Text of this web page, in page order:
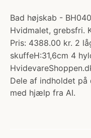
Bad højskab -
Hvidmalet, grebsfri.
Pris: 4388.00 kr. 2
skuffeH:31,6cm 4
Dele af indholdet
med hjælp fra AI.